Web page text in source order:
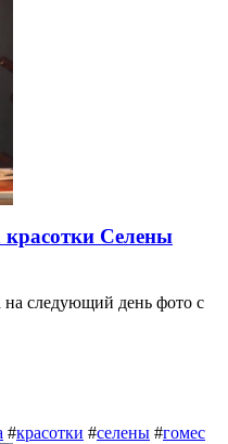
Селены
на следующий день фото с
#красотки #селены #гомес